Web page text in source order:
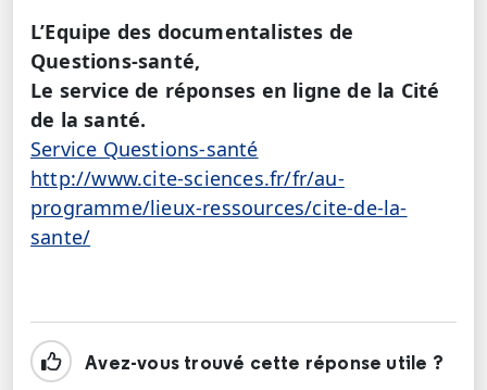
L’Equipe des documentalistes de
Questions-santé,
Le service de réponses en ligne de la Cité
de la santé.
Service Questions-santé
http://www.cite-sciences.fr/fr/au-
programme/lieux-ressources/cite-de-la-
sante/
Avez-vous trouvé cette réponse utile ?